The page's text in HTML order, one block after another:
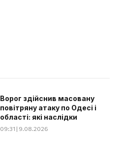
Ворог здійснив масовану
повітряну атаку по Одесі і
області: які наслідки
09:31 | 9.08.2026